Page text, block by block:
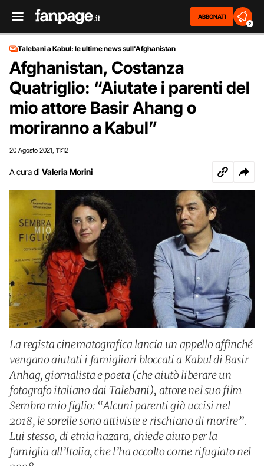
ABBONATI
2
Talebani a Kabul: le ultime news sull'Afghanistan
Afghanistan, Costanza
Quatriglio: “Aiutate i parenti del
mio attore Basir Ahang o
moriranno a Kabul”
20 Agosto 2021 11:12
A cura di Valeria Morini
La regista cinematografica lancia un appello affinché
vengano aiutati i famigliari bloccati a Kabul di Basir
Anhag, giornalista e poeta (che aiutò liberare un
fotografo italiano dai Talebani), attore nel suo film
Sembra mio figlio: “Alcuni parenti già uccisi nel
2018, le sorelle sono attiviste e rischiano di morire”.
Lui stesso, di etnia hazara, chiede aiuto per la
famiglia all’Italia, che l’ha accolto come rifugiato nel